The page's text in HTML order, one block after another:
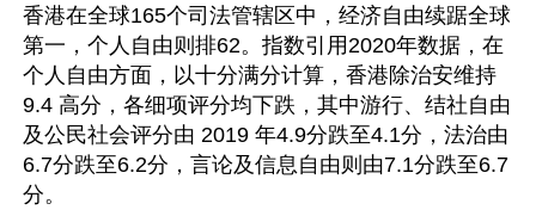
香港在全球165个司法管辖区中，经济自由续踞全球
第一，个人自由则排62。指数引用2020年数据，在
个人自由方面，以十分满分计算，香港除治安维持
9.4 高分，各细项评分均下跌，其中游行、结社自由
及公民社会评分由 2019 年4.9分跌至4.1分，法治由
6.7分跌至6.2分，言论及信息自由则由7.1分跌至6.7
分。